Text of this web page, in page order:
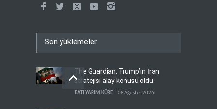
Son yüklemeler
The Guardian: Trump’ın İran
stratejisi alay konusu oldu
BATI YARIM KÜRE 08 Ağustos 2026